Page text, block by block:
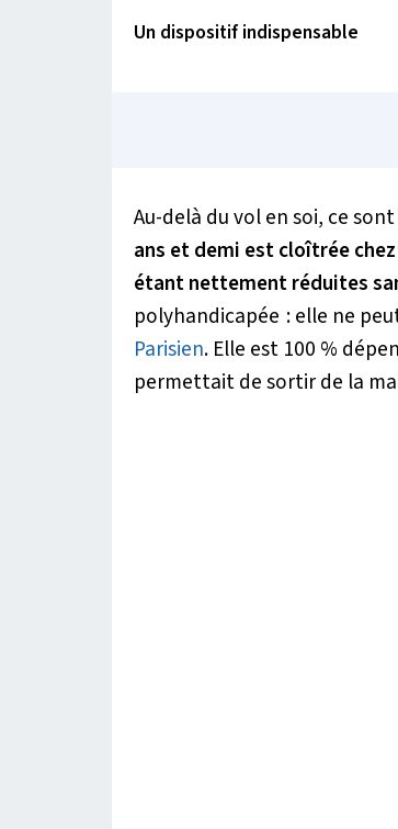
Un dispositif indispensable
Au-delà du vol en soi, ce
ans et demi est cloîtrée
étant nettement réduites
polyhandicapée : elle ne
Parisien. Elle est 100 %
permettait de sortir de la